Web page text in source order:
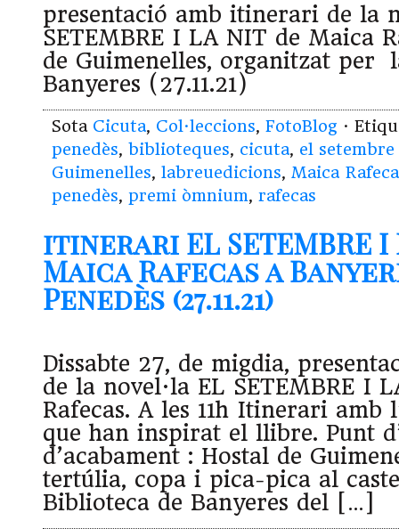
presentació amb itinerari de la
SETEMBRE I LA NIT de Maica
de Guimenelles, organitzat per
Banyeres (27.11.21)
Sota Cicuta, Col·leccions, FotoBlog ·
penedès, biblioteques, cicuta, el
Guimenelles, labreuedicions, Maica
penedès, premi òmnium, rafecas
itinerari EL SETEMBRE I
Maica Rafecas a
Penedès (27.11.21)
Dissabte 27, de migdia,
de la novel·la EL SETEMBRE I
Rafecas. A les 11h Itinerari amb
que han inspirat el llibre. Punt
d’acabament : Hostal de
tertúlia, copa i pica-pica al
Biblioteca de Banyeres del […]